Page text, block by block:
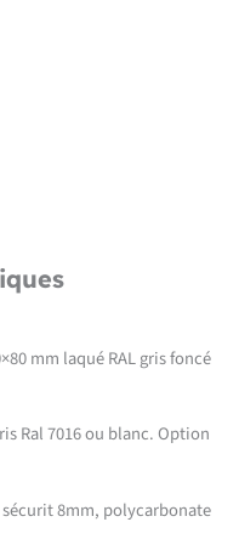
mm laqué RAL gris foncé
Ral 7016 ou blanc. Option
8mm, polycarbonate